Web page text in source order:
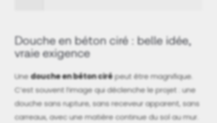
Douche en béton ciré : belle idée,
vraie exigence
Unedouche en béton cirépeut être magnifique.
C’est souvent l’image qui déclenche le projet : une
douche sans rupture, sans receveur apparent, sans
carreaux, avec une matière continue du sol au mur.